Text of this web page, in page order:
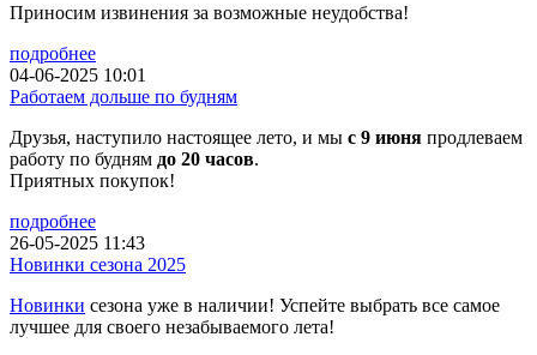
Приносим извинения за возможные неудобства!
подробнее
04-06-2025 10:01
Работаем дольше по будням
Друзья, наступило настоящее лето, и мы с 9 июня продлеваем
работу по будням до 20 часов.
Приятных покупок!
подробнее
26-05-2025 11:43
Новинки сезона 2025
Новинки сезона уже в наличии! Успейте выбрать все самое
лучшее для своего незабываемого лета!